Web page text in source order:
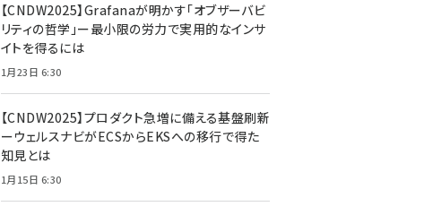
【CNDW2025】Grafanaが明かす「オブザーバビ
リティの哲学」ー最小限の労力で実用的なインサ
イトを得るには
1月23日 6:30
【CNDW2025】プロダクト急増に備える基盤刷新
ーウェルスナビがECSからEKSへの移行で得た
知見とは
1月15日 6:30